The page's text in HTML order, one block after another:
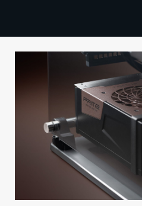
TIETOA
VAIHDA TEEMA